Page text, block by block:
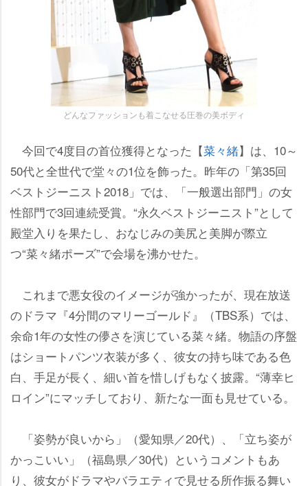
どんなファッションも着こなせる圧巻の美ボディ
今回で4度目の首位獲得となった【菜々緒】は、10～
50代と全世代で堂々の1位を飾った。昨年の「第35回
ベストジーニスト2018」では、「一般選出部門」の女
性部門で3回連続受賞。“永久ベストジーニスト”として
殿堂入りを果たし、おなじみの美尻と美脚が際立
つ“菜々緒ポーズ”で会場を沸かせた。
これまで悪女役のイメージが強かったが、現在放送
のドラマ『4分間のマリーゴールド』（TBS系）では、
余命1年の女性の儚さを演じている菜々緒。物語の序盤
はショートパンツ衣装が多く、彼女の持ち味である色
白、手足が長く、細い首を惜しげもなく披露。“薄幸ヒ
ロイン”にマッチしており、新たな一面も見せている。
「姿勢が良いから」（愛知県／20代）、「立ち姿が
かっこいい」（福島県／30代）というコメントもあ
り、彼女がドラマやバラエティで見せる所作振る舞い